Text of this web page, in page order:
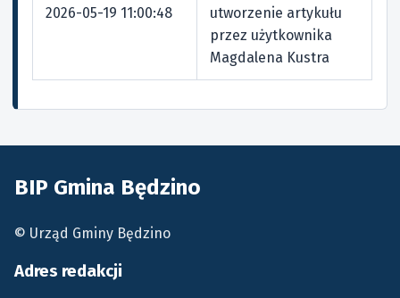
2026-05-19 11:00:48
utworzenie artykułu
przez użytkownika
Magdalena Kustra
BIP Gmina Będzino
© Urząd Gminy Będzino
Adres redakcji